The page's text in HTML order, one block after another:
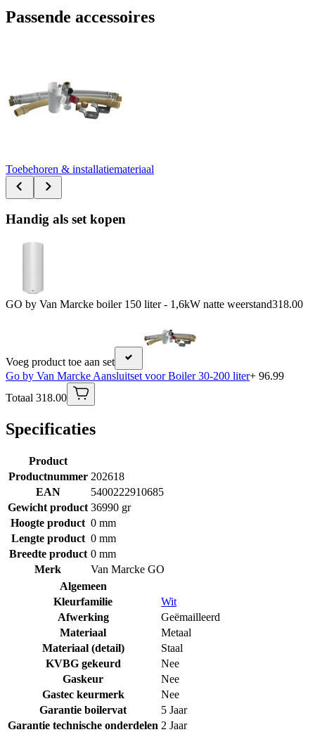
Passende accessoires
Toebehoren & installatiemateriaal
Handig als set kopen
GO by Van Marcke boiler 150 liter - 1,6kW natte weerstand318.00
Voeg product toe aan set
Go by Van Marcke Aansluitset voor Boiler 30-200 liter+ 96.99
Totaal 318.00
Specificaties
Product
Productnummer 202618
EAN
5400222910685
Gewicht product 36990 gr
Hoogte product 0 mm
Lengte product 0 mm
Breedte product 0 mm
Merk
Van Marcke GO
Algemeen
Kleurfamilie
Wit
Afwerking
Geëmailleerd
Materiaal
Metaal
Materiaal (detail)
Staal
KVBG gekeurd
Nee
Gaskeur
Nee
Gastec keurmerk
Nee
Garantie boilervat
5 Jaar
Garantie technische onderdelen 2 Jaar